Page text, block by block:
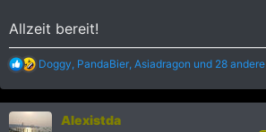
Allzeit bereit!
R
a
k
t
Doggy, PandaBier, Asiadragon und 28 andere
Alexistda